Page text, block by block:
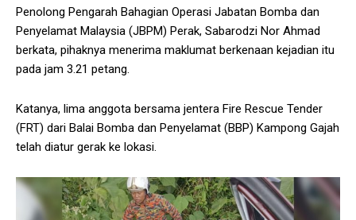
Penolong Pengarah Bahagian Operasi Jabatan Bomba dan
Penyelamat Malaysia (JBPM) Perak, Sabarodzi Nor Ahmad
berkata, pihaknya menerima maklumat berkenaan kejadian itu
pada jam 3.21 petang.
Katanya, lima anggota bersama jentera Fire Rescue Tender
(FRT) dari Balai Bomba dan Penyelamat (BBP) Kampong Gajah
telah diatur gerak ke lokasi.